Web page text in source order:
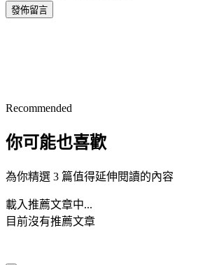
發佈留言
Recommended
你可能也喜歡
為你精選 3 篇值得延伸閱讀的內容
載入推薦文章中...
目前沒有推薦文章